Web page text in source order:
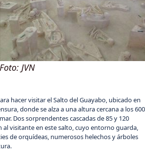
Foto: JVN
hacer visitar el Salto del Guayabo, ubicado en
donde se alza a una altura cercana a los 600
Dos sorprendentes cascadas de 85 y 120
al visitante en este salto, cuyo entorno guarda,
de orquídeas, numerosos helechos y árboles